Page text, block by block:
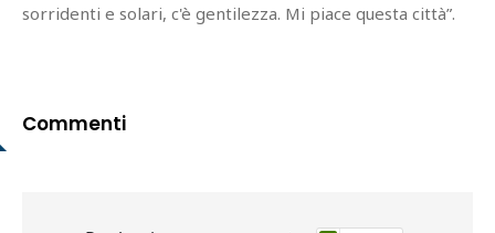
sorridenti e solari, c'è gentilezza. Mi piace questa città”.
Commenti